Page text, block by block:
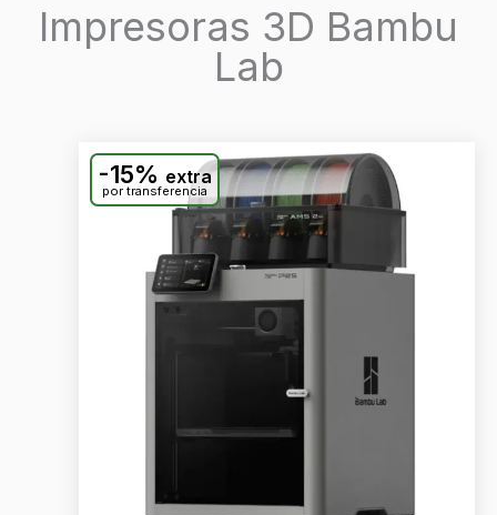
Impresoras 3D Bambu
Lab
-15% extra
por transferencia